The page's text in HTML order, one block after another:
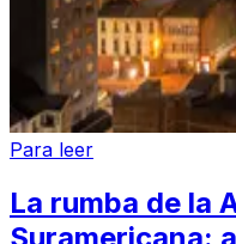
Para leer
La rumba de la